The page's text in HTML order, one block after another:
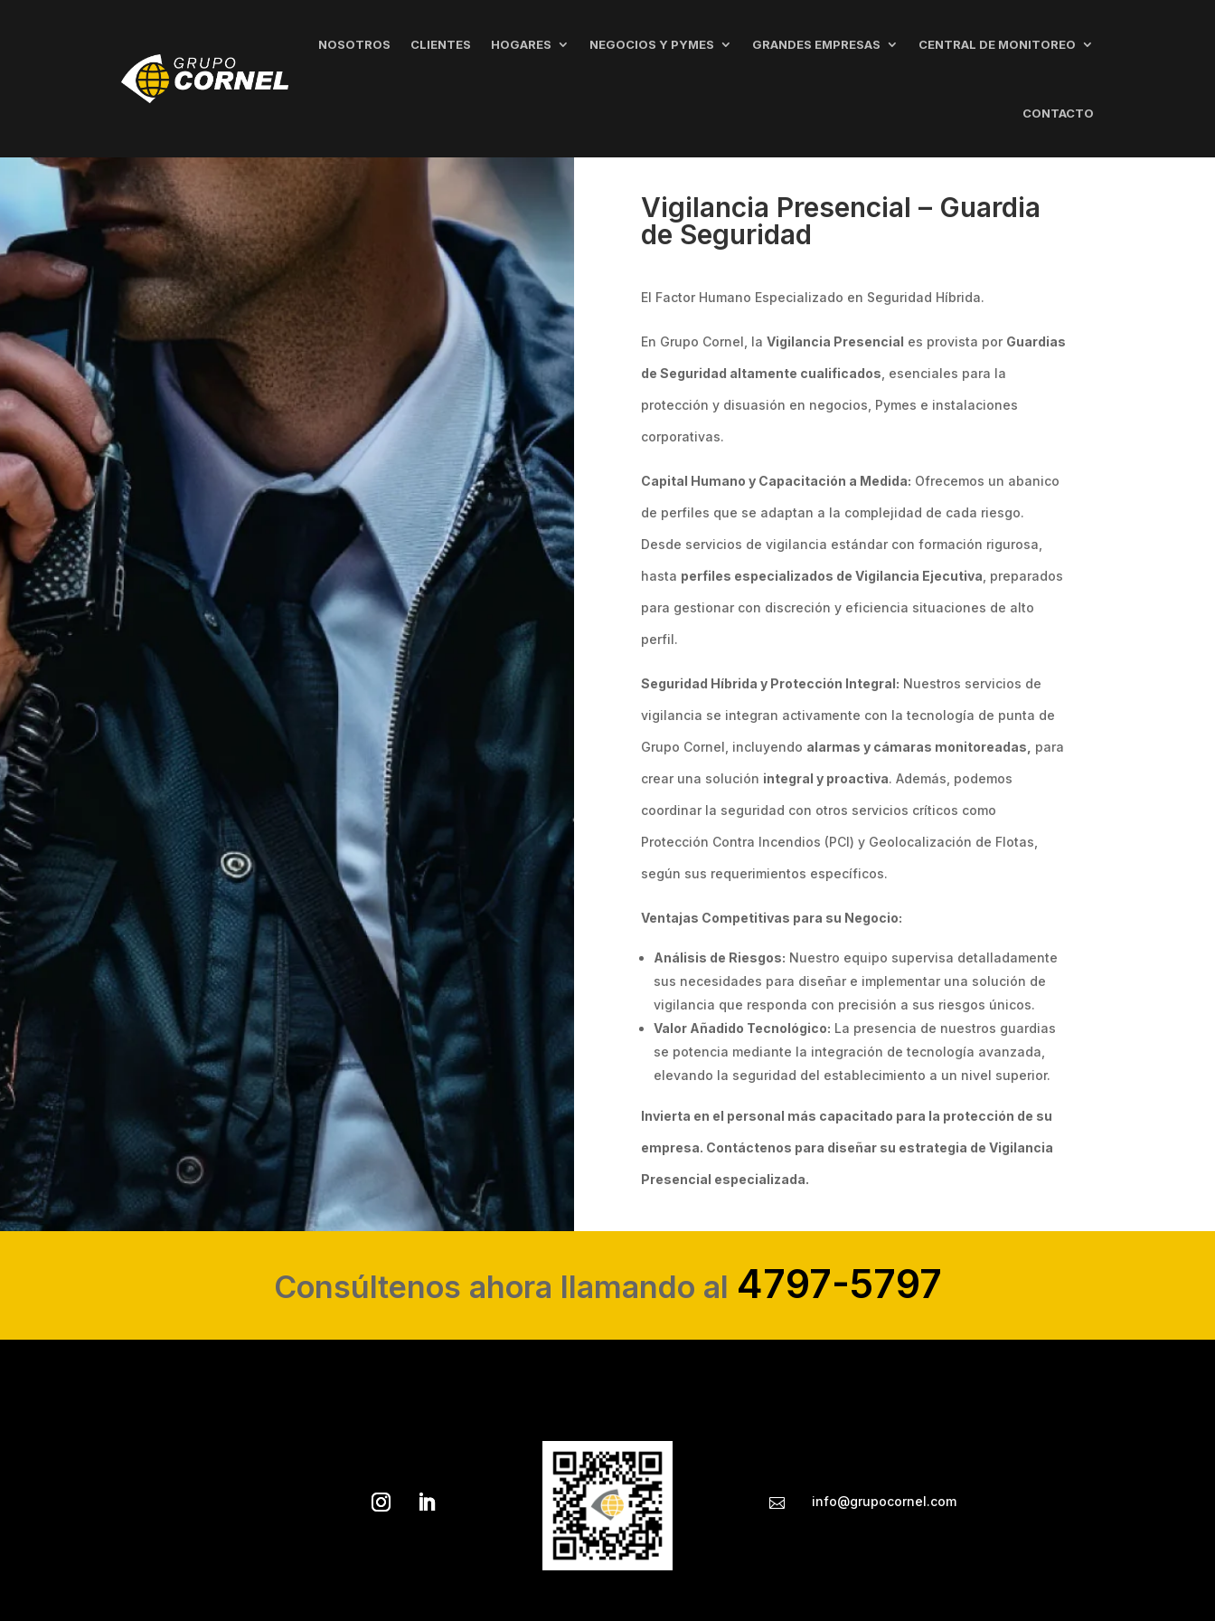
NOSOTROS CLIENTES HOGARES NEGOCIOS Y PYMES GRANDES EMPRESAS CENTRAL DE MONITOREO
CONTACTO
Vigilancia Presencial – Guardia
de Seguridad
El Factor Humano Especializado en Seguridad Híbrida.
En Grupo Cornel, la Vigilancia Presencial es provista por Guardias
de Seguridad altamente cualificados , esenciales para la
protección y disuasión en negocios, Pymes e instalaciones
corporativas.
Capital Humano y Capacitación a Medida: Ofrecemos un abanico
de perfiles que se adaptan a la complejidad de cada riesgo.
Desde servicios de vigilancia estándar con formación rigurosa,
hasta perfiles especializados de Vigilancia Ejecutiva , preparados
para gestionar con discreción y eficiencia situaciones de alto
perfil.
Seguridad Híbrida y Protección Integral: Nuestros servicios de
vigilancia se integran activamente con la tecnología de punta de
Grupo Cornel, incluyendo alarmas y cámaras monitoreadas, para
crear una solución integral y proactiva. Además, podemos
coordinar la seguridad con otros servicios críticos como
Protección Contra Incendios (PCI) y Geolocalización de Flotas,
según sus requerimientos específicos.
Ventajas Competitivas para su Negocio:
Análisis de Riesgos: Nuestro equipo supervisa detalladamente
sus necesidades para diseñar e implementar una solución de
vigilancia que responda con precisión a sus riesgos únicos.
Valor Añadido Tecnológico: La presencia de nuestros guardias
se potencia mediante la integración de tecnología avanzada,
elevando la seguridad del establecimiento a un nivel superior.
Invierta en el personal más capacitado para la protección de su
empresa. Contáctenos para diseñar su estrategia de Vigilancia
Presencial especializada.
Consúltenos ahora llamando al 4797-5797
 info@grupocornel.com